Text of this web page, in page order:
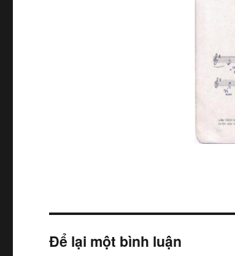
Để lại một bình luận